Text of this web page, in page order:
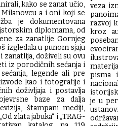
kako se zanat učio,
a i oni koji se
je dokumentovana
diplomama, od
za zanatlije Gornjeg
izgledala u punom sjaju
doživeli su ovu
iz porodičnih sećanja i
legende ali pre
kao i fotografije i
doživljaja i postavlja
baze za dalja
štampani mediji,
zlata jabuka“ i „TRAG-
veza
razvoj
kroz
pisma
je u